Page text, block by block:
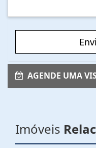
AGENDE UMA
Imóveis